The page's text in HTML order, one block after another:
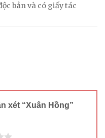
bản và có giấy tác
xét “Xuân Hồng”